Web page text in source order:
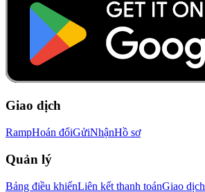
Giao dịch
RampHoán đổiGửiNhậnHồ sơ
Quản lý
Bảng điều khiểnLiên kết thanh toánGiao dịch